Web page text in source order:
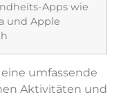
Apps wie
und Apple
umfassende
Aktivitäten und